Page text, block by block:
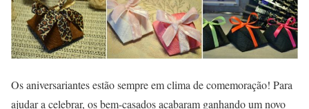
Os aniversariantes estão sempre em clima de comemoração! Para
ajudar a celebrar, os bem-casados acabaram ganhando um novo